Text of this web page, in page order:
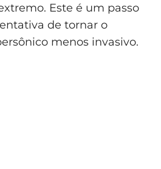
Este é um passo
de tornar o
menos invasivo.